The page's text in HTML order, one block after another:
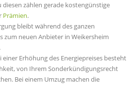
diesen zählen gerade kostengünstige
Prämien.
bleibt während des ganzen
zum neuen Anbieter in Weikersheim
einer Erhöhung des Energiepreises besteht
von Ihrem Sonderkündigungsrecht
Bei einem Umzug machen die